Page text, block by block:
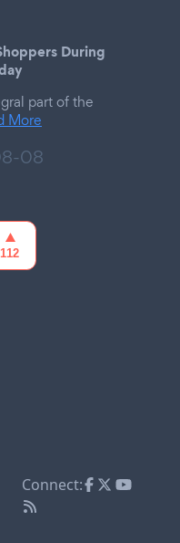
During
part of the
More
08
Connect: